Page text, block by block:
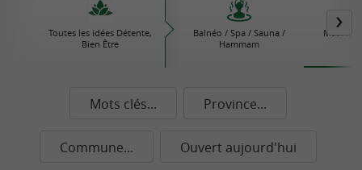
Toutes les idées Détente,
Bien Être
Balnéo / Spa / Sauna /
Hammam
Mots clés... Province...
Commune... Ouvert aujourd'hui